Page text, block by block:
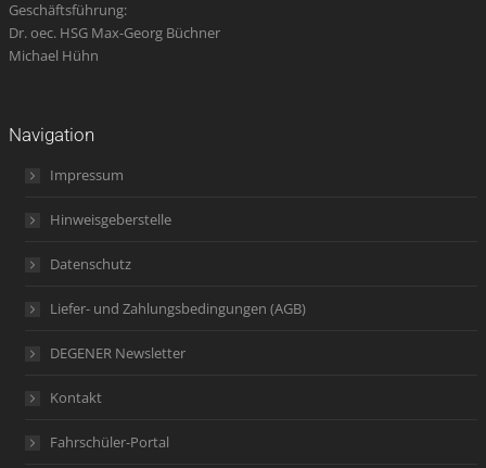
Geschäftsführung:
Dr. oec. HSG Max-Georg Büchner
Michael Hühn
Navigation
Impressum
Hinweisgeberstelle
Datenschutz
Liefer- und Zahlungsbedingungen (AGB)
DEGENER Newsletter
Kontakt
Fahrschüler-Portal